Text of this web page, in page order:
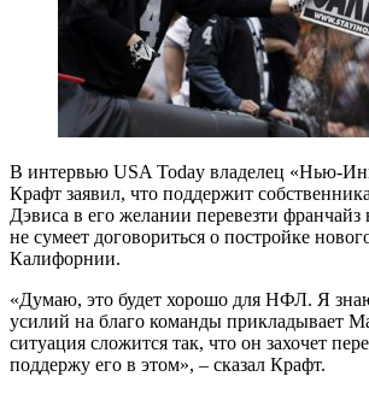
В интервью USA Today владелец «Нью-
Крафт заявил, что поддержит
Дэвиса в его желании перевезти франчайз
не сумеет договориться о постройке
Калифорнии.
«Думаю, это будет хорошо для НФЛ. Я
усилий на благо команды прикладывает
ситуация сложится так, что он захочет
поддержу его в этом», – сказал Крафт.